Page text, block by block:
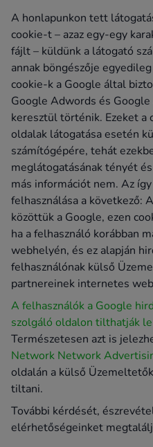
A honlapunkon tett
cookie-t – azaz egy-egy
fájlt – küldünk a látogató
annak böngészője
cookie-k a Google által
Google Adwords és
keresztül történik. Ezeket a
oldalak látogatása esetén
számítógépére, tehát
meglátogatásának tényét
más információt nem. Az
felhasználása a következő:
közöttük a Google, ezen
ha a felhasználó korábban
webhelyén, és ez alapján
felhasználónak külső
partnereinek internetes
A felhasználók a Google
szolgáló oldalon tilthatják
Természetesen azt is
Network Network
oldalán a külső
tiltani.
További kérdését,
elérhetőségeinket